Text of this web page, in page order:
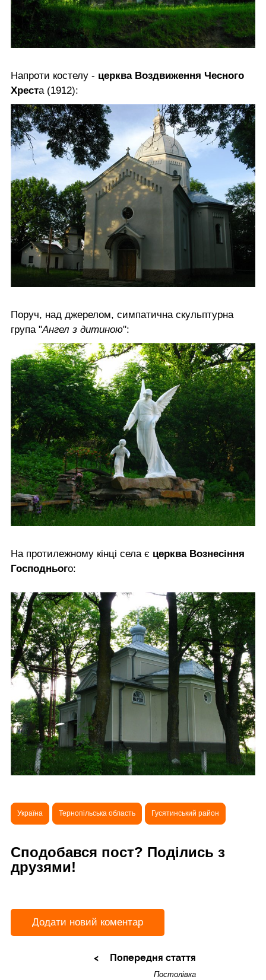
Напроти костелу - церква Воздвиження Чесного
Хреста (1912):
Поруч, над джерелом, симпатична скульптурна
група "Ангел з дитиною":
На протилежному кінці села є церква Вознесіння
Господнього:
Україна Тернопільська область Гусятинський район
Сподобався пост? Поділись з
друзями!
Додати новий коментар
Попередня стаття
Постолівка